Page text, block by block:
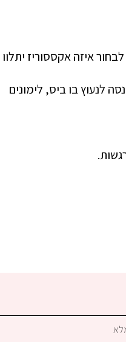
איזה אקססוריז יתלוו
לנעוץ בו ביס, לימונים